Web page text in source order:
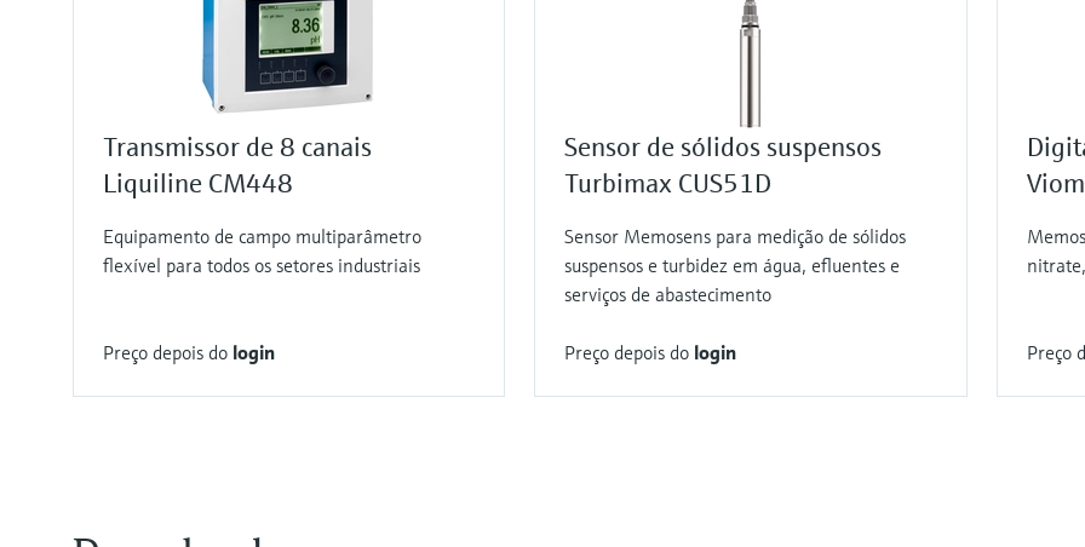
Transmissor de 8 canais
Liquiline CM448
Equipamento de campo multiparâmetro
flexível para todos os setores industriais
Preço depois do login
Sensor de sólidos suspensos
Turbimax CUS51D
Sensor Memosens para medição de sólidos
suspensos e turbidez em água, efluentes e
serviços de abastecimento
Preço depois do login
nitrate,
Preço